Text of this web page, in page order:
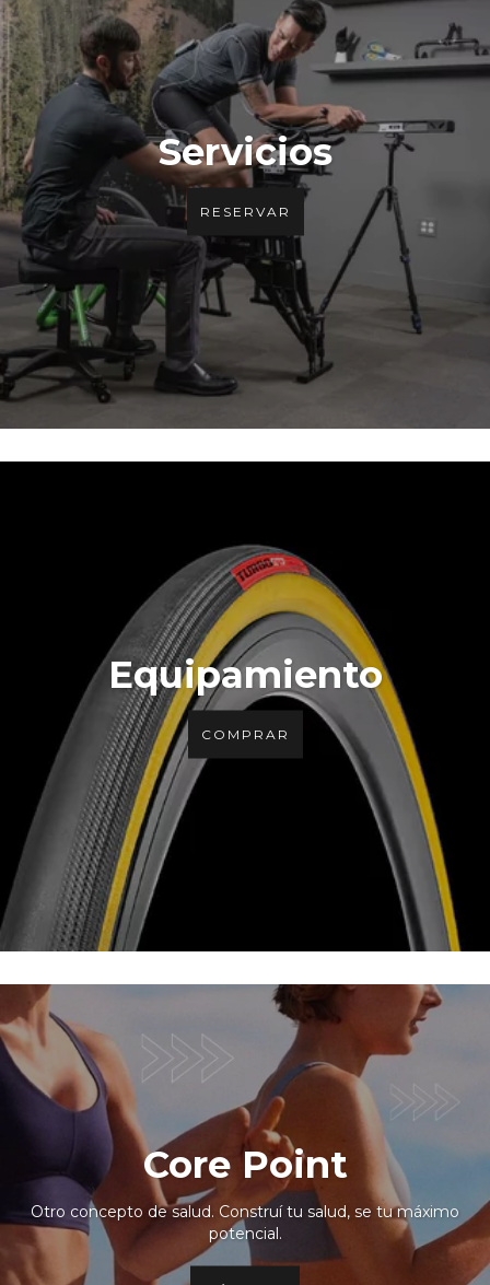
Servicios
RESERVAR
Equipamiento
COMPRAR
Core Point
Otro concepto de salud. Construí tu salud, se tu máximo
potencial.